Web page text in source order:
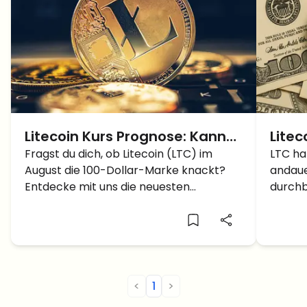
Litecoin Kurs Prognose: Kann
LTC Kurs im August $100
erreichen?
Fragst du dich, ob Litecoin (LTC) im
August die 100-Dollar-Marke knackt?
Entdecke mit uns die neuesten
den Litecoin kurs nach oben treiben
LTC
< 1 >